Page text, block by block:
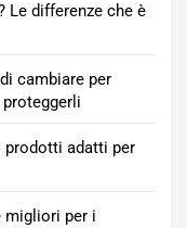
Le differenze che è
cambiare per
prodotti adatti per
migliori per i